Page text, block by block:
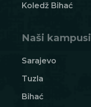
Koledž Bihać
Naši kampusi
Sarajevo
Tuzla
Bihać